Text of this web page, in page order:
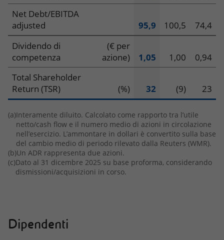
Net Debt/EBITDA
adjusted
95,9 100,5
74,4
Dividendo di
competenza
(€ per
azione)
1,05 1,00
0,94
Total Shareholder
Return (TSR)
(%) 32 (9) 23
(a)Interamente diluito. Calcolato come rapporto tra l’utile
netto/cash flow e il numero medio di azioni in circolazione
nell’esercizio. L’ammontare in dollari è convertito sulla base
del cambio medio di periodo rilevato dalla Reuters (WMR).
(b)Un ADR rappresenta due azioni.
(c)Dato al 31 dicembre 2025 su base proforma, considerando
dismissioni/acquisizioni in corso.
Dipendenti